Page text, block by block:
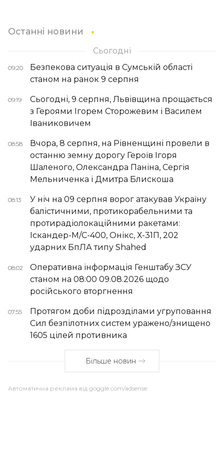
Останні новини
Сьогодні
09:20
Безпекова ситуація в Сумській області
станом на ранок 9 серпня
09:19
Сьогодні, 9 серпня, Львівщина прощається
з Героями Ігорем Сторожевим і Василем
Іваниковичем
08:58
Вчора, 8 серпня, на Рівненщині провели в
останню земну дорогу Героїв Ігоря
Шаленого, Олександра Паніна, Сергія
Мельниченка і Дмитра Блискоша
08:13
У ніч на 09 серпня ворог атакував Україну
балістичними, протикорабельними та
протирадіолокаційними ракетами:
Іскандер-М/С-400, Онікс, Х-31П, 202
ударних БпЛА типу Shahed
08:02
Оперативна інформація Генштабу ЗСУ
станом на 08:00 09.08.2026 щодо
російського вторгнення
07:55
Протягом доби підрозділами угруповання
Сил безпілотних систем уражено/знищено
1605 цілей противника
Більше новин
Автоматична реклама від goggle.com/adsense: